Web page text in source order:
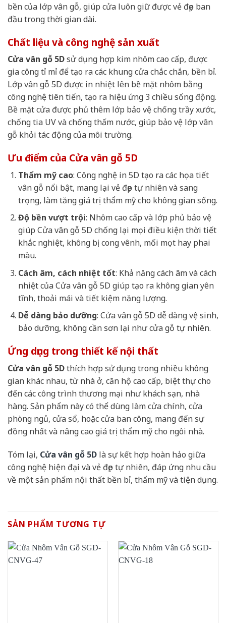
bền của lớp vân gỗ, giúp cửa luôn giữ được vẻ đẹp ban
đầu trong thời gian dài.
Chất liệu và công nghệ sản xuất
Cửa vân gỗ 5Dsử dụng hợp kim nhôm cao cấp, được
gia công tỉ mỉ để tạo ra các khung cửa chắc chắn, bền bỉ.
Lớp vân gỗ 5D được in nhiệt lên bề mặt nhôm bằng
công nghệ tiên tiến, tạo ra hiệu ứng 3 chiều sống động.
Bề mặt cửa được phủ thêm lớp bảo vệ chống trầy xước,
chống tia UV và chống thấm nước, giúp bảo vệ lớp vân
gỗ khỏi tác động của môi trường.
Ưu điểm của Cửa vân gỗ 5D
Thẩm mỹ cao: Công nghệ in 5D tạo ra các họa tiết
vân gỗ nổi bật, mang lại vẻ đẹp tự nhiên và sang
trọng, làm tăng giá trị thẩm mỹ cho không gian sống.
Độ bền vượt trội: Nhôm cao cấp và lớp phủ bảo vệ
giúp Cửa vân gỗ 5D chống lại mọi điều kiện thời tiết
khắc nghiệt, không bị cong vênh, mối mọt hay phai
màu.
Cách âm, cách nhiệt tốt: Khả năng cách âm và cách
nhiệt của Cửa vân gỗ 5D giúp tạo ra không gian yên
tĩnh, thoải mái và tiết kiệm năng lượng.
Dễ dàng bảo dưỡng: Cửa vân gỗ 5D dễ dàng vệ sinh,
bảo dưỡng, không cần sơn lại như cửa gỗ tự nhiên.
Ứng dụng trong thiết kế nội thất
Cửa vân gỗ 5Dthích hợp sử dụng trong nhiều không
gian khác nhau, từ nhà ở, căn hộ cao cấp, biệt thự cho
đến các công trình thương mại như khách sạn, nhà
hàng. Sản phẩm này có thể dùng làm cửa chính, cửa
phòng ngủ, cửa sổ, hoặc cửa ban công, mang đến sự
đồng nhất và nâng cao giá trị thẩm mỹ cho ngôi nhà.
Tóm lại, Cửa vân gỗ 5D là sự kết hợp hoàn hảo giữa
công nghệ hiện đại và vẻ đẹp tự nhiên, đáp ứng nhu cầu
về một sản phẩm nội thất bền bỉ, thẩm mỹ và tiện dụng.
SẢN PHẨM TƯƠNG TỰ